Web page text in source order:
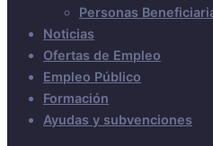
Personas
Noticias
Ofertas de Empleo
Empleo Público
Formación
Ayudas y subvenciones